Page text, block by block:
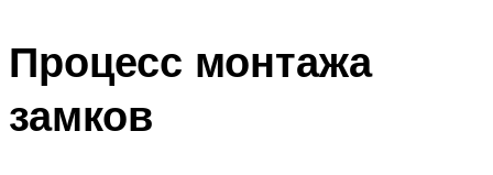
Процесс монтажа
замков